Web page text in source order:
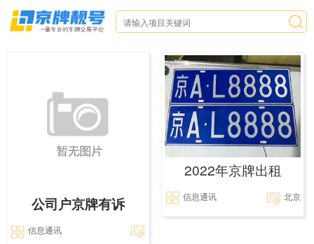
公司户京牌有诉
信息通讯
2022年京牌出租
信息通讯 北京